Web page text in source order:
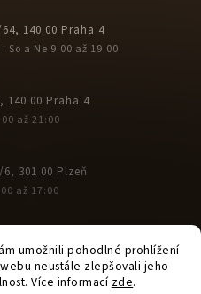
umožnili pohodlné prohlížení
neustále zlepšovali jeho
Více informací zde.
140 00 Praha 4
So a Ne 9:00 až 19:00
140 00 Praha 4
až 21:00
301 00 Plzeň
až 17:00
Praha 10-Vršovice
až 21:00